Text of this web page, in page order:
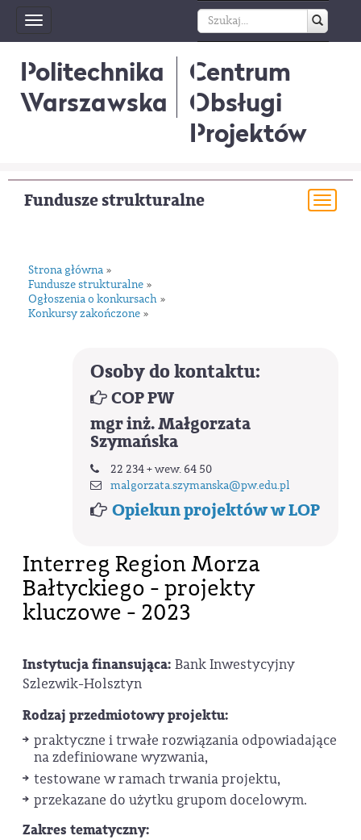
Toggle
navigation
Politechnika
Warszawska
Centrum
Obsługi
Projektów
Fundusze strukturalne
Strona główna »
Fundusze strukturalne »
Ogłoszenia o konkursach »
Konkursy zakończone »
Osoby do kontaktu:
COP PW
mgr inż. Małgorzata
Szymańska
22 234 + wew. 64 50
malgorzata.szymanska@pw.edu.pl
Opiekun projektów w LOP
Interreg Region Morza
Bałtyckiego - projekty
kluczowe - 2023
Instytucja finansująca: Bank Inwestycyjny
Szlezwik-Holsztyn
Rodzaj przedmiotowy projektu:
praktyczne i trwałe rozwiązania odpowiadające
na zdefiniowane wyzwania,
testowane w ramach trwania projektu,
przekazane do użytku grupom docelowym.
Zakres tematyczny: